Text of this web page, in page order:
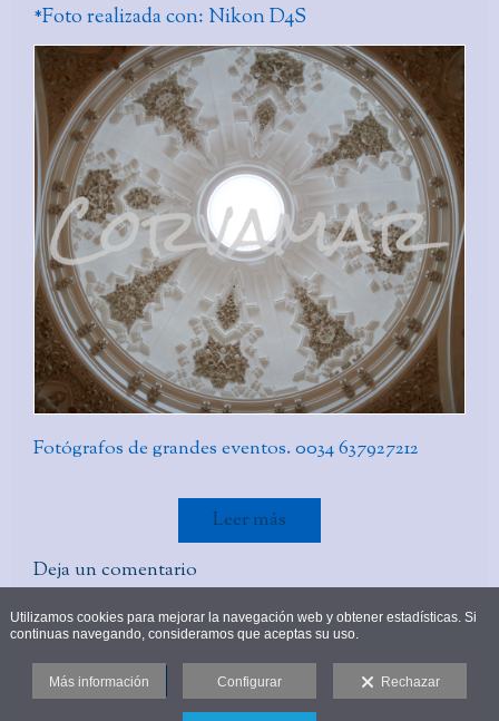
*Foto realizada con: Nikon D4S
Fotógrafos de grandes eventos. 0034 637927212
Leer más
Deja un comentario
Ver siguiente
Utilizamos cookies para mejorar la navegación web y obtener estadísticas. Si
continuas navegando, consideramos que aceptas su uso.
Más información Configurar Rechazar